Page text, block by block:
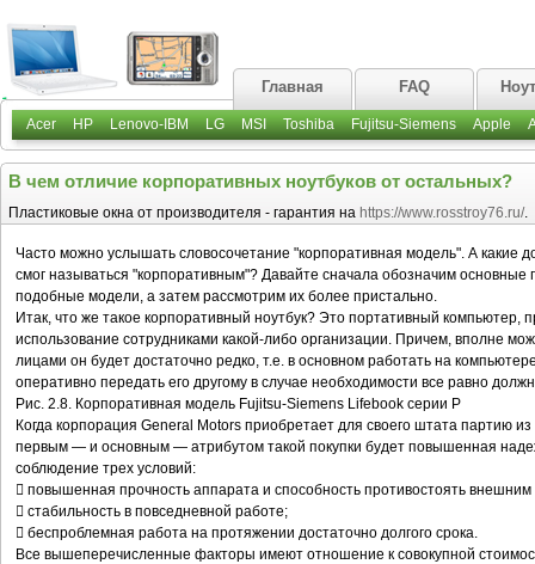
Главная FAQ
Acer HP Lenovo-IBM LG MSI Toshiba Fujitsu-Siemens Apple
В чем отличие корпоративных ноутбуков от остальных?
Пластиковые окна от производителя - гарантия на https://www.rosstroy76.ru/.
Часто можно услышать словосочетание "корпоративная модель". А какие
смог называться "корпоративным"? Давайте сначала обозначим
подобные модели, а затем рассмотрим их более пристально.
Итак, что же такое корпоративный ноутбук? Это портативный компьютер,
использование сотрудниками какой-либо организации. Причем, вполне
лицами он будет достаточно редко, т.е. в основном работать на
оперативно передать его другому в случае необходимости все равно
Рис. 2.8. Корпоративная модель Fujitsu-Siemens Lifebook серии P
Когда корпорация General Motors приобретает для своего штата партию
первым — и основным — атрибутом такой покупки будет повышенная
соблюдение трех условий:
 повышенная прочность аппарата и способность противостоять внешним
 стабильность в повседневной работе;
 беспроблемная работа на протяжении достаточно долгого срока.
Все вышеперечисленные факторы имеют отношение к совокупной